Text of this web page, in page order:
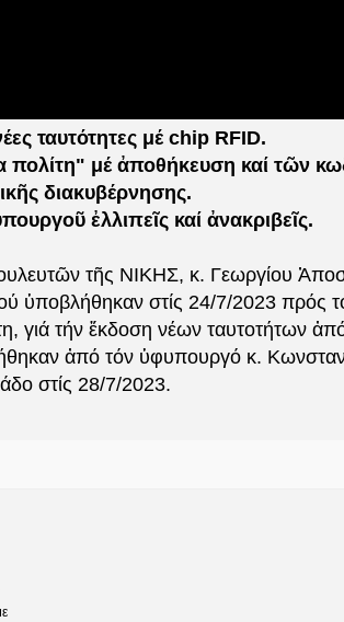
ταυτότητες μέ chip RFID.
πολίτη" μέ ἀποθήκευση καί τῶν
διακυβέρνησης.
ἐλλιπεῖς καί ἀνακριβεῖς.
τῆς ΝΙΚΗΣ, κ. Γεωργίου
ὑποβλήθηκαν στίς 24/7/2023 πρός
γιά τήν ἔκδοση νέων ταυτοτήτων
ἀπό τόν ὑφυπουργό κ.
στίς 28/7/2023.